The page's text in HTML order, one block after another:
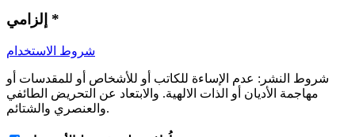
*
شروط الاستخدام
شروط النشر: عدم الإساءة للكاتب أو للأشخاص أو للمقدسات أو
مهاجمة الأديان أو الذات الالهية. والابتعاد عن التحريض الطائفي
والعنصري والشتائم.